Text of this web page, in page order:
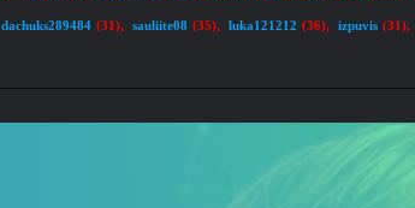
dachuks289484 (31), sauliite08 (35), luka121212 (36), izpuvis (31),